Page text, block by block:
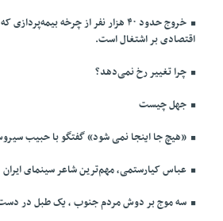
خروج حدود ۴۰ هزار نفر از چرخه
اقتصادی بر اشتغال است.
چرا تغییر رخ نمی‌دهد؟
جهل چیست
«هیچ جا اینجا نمی شود» گفتگو با حبیب
عباس کیارستمی، مهم‌ترین شاعر سینمای ایران
سه موج بر دوش مردم جنوب ، یک طبل در